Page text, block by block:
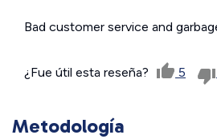
Bad customer service and
¿Fue útil esta reseña? 5
Metodología